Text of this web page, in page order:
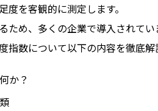
を客観的に測定します。
ため、多くの企業で導入されてい
指数について以下の内容を徹底解
か？